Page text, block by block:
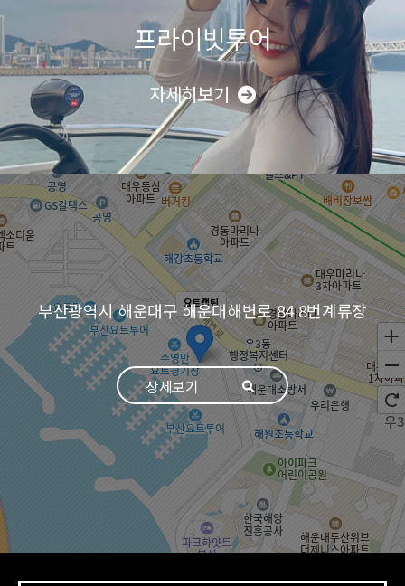
프라이빗투어
자세히보기
요트캡틴
부산광역시 해운대구 해운대해변로 84 8번계류장
상세보기